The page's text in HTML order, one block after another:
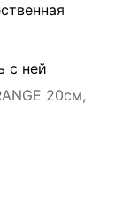
с ней
20см,